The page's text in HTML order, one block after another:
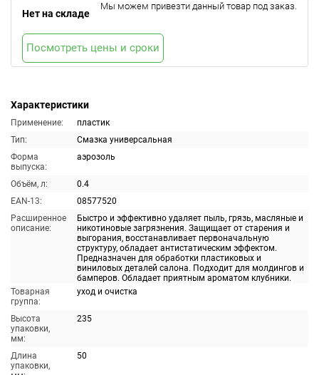
Характеристики
Применение:
пластик
Тип:
Смазка универсальная
Форма
выпуска:
аэрозоль
Объём, л:
0.4
EAN-13:
08577520
Расширенное
описание:
Быстро и эффективно удаляет пыль, грязь, масляные и
никотиновые загрязнения. Защищает от старения и
выгорания, восстанавливает первоначальную
структуру, обладает антистатическим эффектом.
Предназначен для обработки пластиковых и
виниловых деталей салона. Подходит для молдингов и
бамперов. Обладает приятным ароматом клубники.
Товарная
группа:
уход и очистка
Высота
упаковки,
мм:
235
Длина
упаковки,
50
Нет на складе
Мы можем привезти данный товар под заказ.
Посмотреть цены и сроки